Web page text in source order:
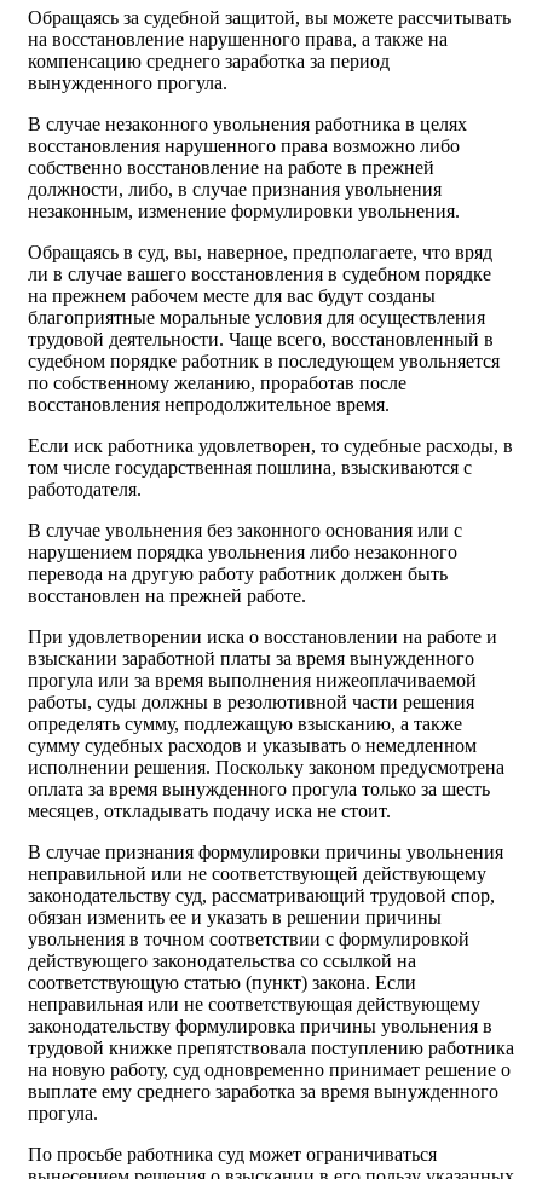
Обращаясь за судебной защитой, вы можете рассчитывать
на восстановление нарушенного права, а также на
компенсацию среднего заработка за период
вынужденного прогула.
В случае незаконного увольнения работника в целях
восстановления нарушенного права возможно либо
собственно восстановление на работе в прежней
должности, либо, в случае признания увольнения
незаконным, изменение формулировки увольнения.
Обращаясь в суд, вы, наверное, предполагаете, что вряд
ли в случае вашего восстановления в судебном порядке
на прежнем рабочем месте для вас будут созданы
благоприятные моральные условия для осуществления
трудовой деятельности. Чаще всего, восстановленный в
судебном порядке работник в последующем увольняется
по собственному желанию, проработав после
восстановления непродолжительное время.
Если иск работника удовлетворен, то судебные расходы, в
том числе государственная пошлина, взыскиваются с
работодателя.
В случае увольнения без законного основания или с
нарушением порядка увольнения либо незаконного
перевода на другую работу работник должен быть
восстановлен на прежней работе.
При удовлетворении иска о восстановлении на работе и
взыскании заработной платы за время вынужденного
прогула или за время выполнения нижеоплачиваемой
работы, суды должны в резолютивной части решения
определять сумму, подлежащую взысканию, а также
сумму судебных расходов и указывать о немедленном
исполнении решения. Поскольку законом предусмотрена
оплата за время вынужденного прогула только за шесть
месяцев, откладывать подачу иска не стоит.
В случае признания формулировки причины увольнения
неправильной или не соответствующей действующему
законодательству суд, рассматривающий трудовой спор,
обязан изменить ее и указать в решении причины
увольнения в точном соответствии с формулировкой
действующего законодательства со ссылкой на
соответствующую статью (пункт) закона. Если
неправильная или не соответствующая действующему
законодательству формулировка причины увольнения в
трудовой книжке препятствовала поступлению работника
на новую работу, суд одновременно принимает решение о
выплате ему среднего заработка за время вынужденного
прогула.
По просьбе работника суд может ограничиваться